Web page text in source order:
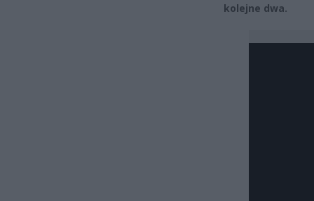
kolejne dwa.